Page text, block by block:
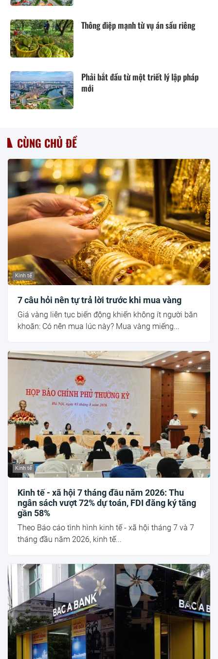
Thông điệp mạnh từ vụ án sầu riêng
Phải bắt đầu từ một triết lý lập pháp
mới
CÙNG CHỦ ĐỀ
Kinh tế
7 câu hỏi nên tự trả lời trước khi mua vàng
Giá vàng liên tục biến động khiến không ít người băn
khoăn: Có nên mua lúc này? Mua vàng miếng...
Kinh tế
Kinh tế - xã hội 7 tháng đầu năm 2026: Thu
ngân sách vượt 72% dự toán, FDI đăng ký tăng
gần 58%
Theo Báo cáo tình hình kinh tế - xã hội tháng 7 và 7
tháng đầu năm 2026, kinh tế...